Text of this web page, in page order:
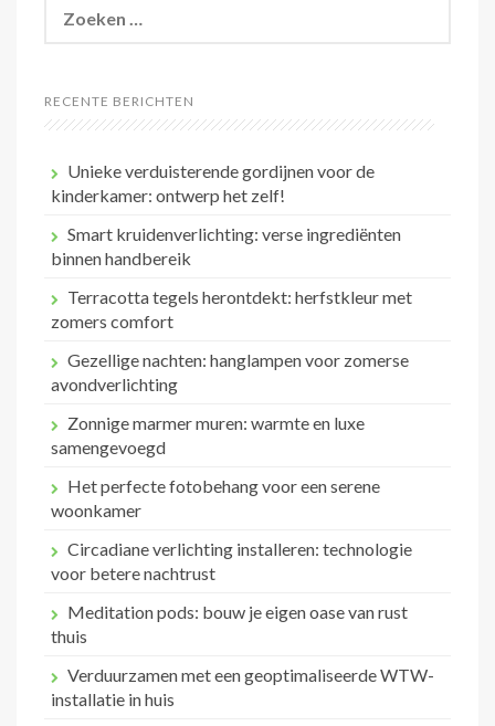
naar:
RECENTE BERICHTEN
Unieke verduisterende gordijnen voor de
kinderkamer: ontwerp het zelf!
Smart kruidenverlichting: verse ingrediënten
binnen handbereik
Terracotta tegels herontdekt: herfstkleur met
zomers comfort
Gezellige nachten: hanglampen voor zomerse
avondverlichting
Zonnige marmer muren: warmte en luxe
samengevoegd
Het perfecte fotobehang voor een serene
woonkamer
Circadiane verlichting installeren: technologie
voor betere nachtrust
Meditation pods: bouw je eigen oase van rust
thuis
Verduurzamen met een geoptimaliseerde WTW-
installatie in huis